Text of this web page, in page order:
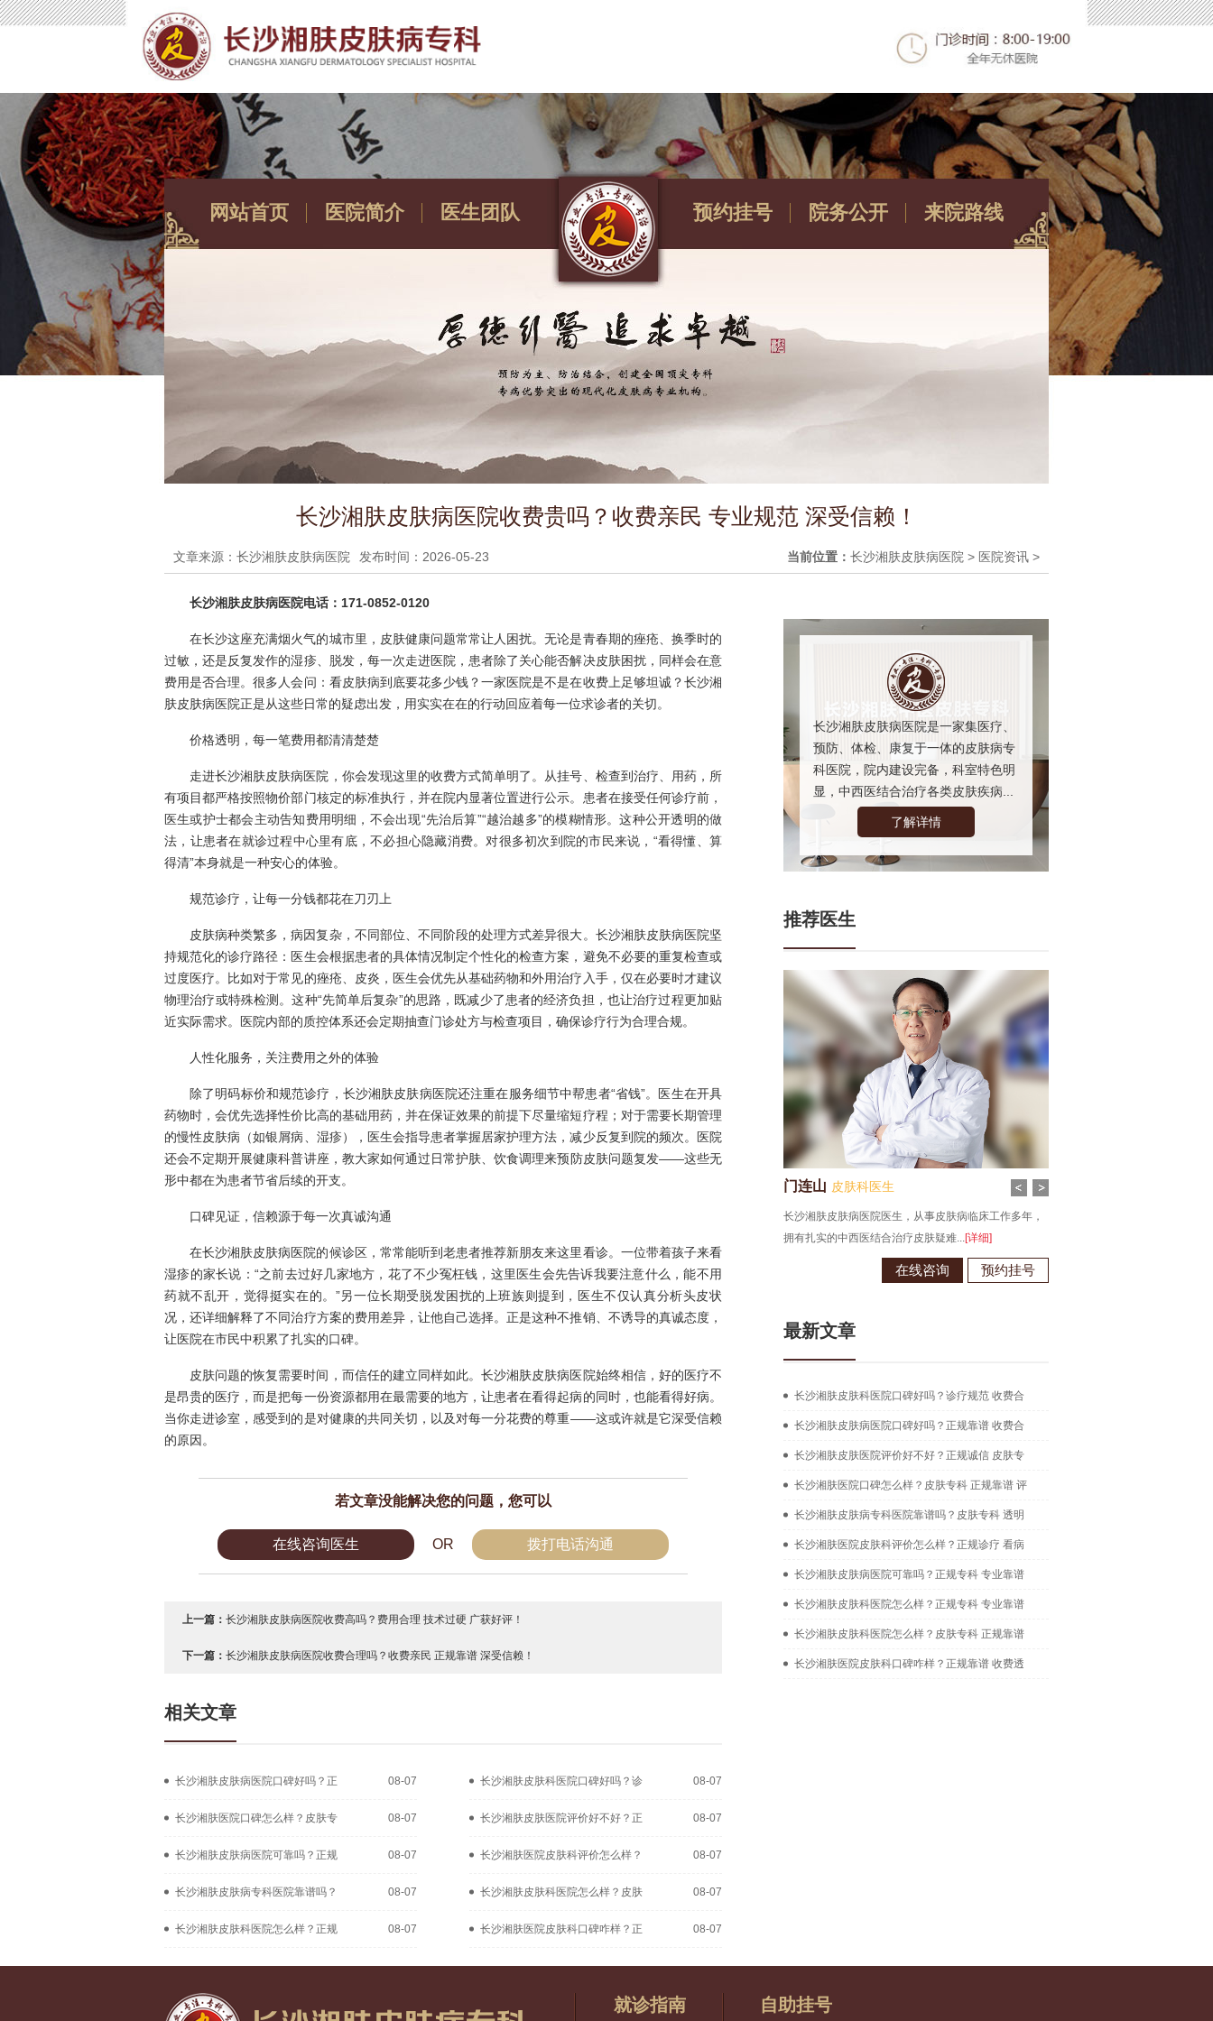
网站首页 医院简介 医生团队 预约挂号 院务公开 来院路线
长沙湘肤皮肤病医院收费贵吗？收费亲民 专业规范 深受信赖！
文章来源：长沙湘肤皮肤病医院 发布时间：2026-05-23 当前位置： 长沙湘肤皮肤病医院 > 医院资讯 >
长沙湘肤皮肤病医院电话：171-0852-0120
在长沙这座充满烟火气的城市里，皮肤健康问题常常让人困扰。无论是青春期的痤疮、换季时的
过敏，还是反复发作的湿疹、脱发，每一次走进医院，患者除了关心能否解决皮肤困扰，同样会在意
费用是否合理。很多人会问：看皮肤病到底要花多少钱？一家医院是不是在收费上足够坦诚？长沙湘
肤皮肤病医院正是从这些日常的疑虑出发，用实实在在的行动回应着每一位求诊者的关切。
价格透明，每一笔费用都清清楚楚
走进长沙湘肤皮肤病医院，你会发现这里的收费方式简单明了。从挂号、检查到治疗、用药，所
有项目都严格按照物价部门核定的标准执行，并在院内显著位置进行公示。患者在接受任何诊疗前，
医生或护士都会主动告知费用明细，不会出现“先治后算”“越治越多”的模糊情形。这种公开透明的做
法，让患者在就诊过程中心里有底，不必担心隐藏消费。对很多初次到院的市民来说，“看得懂、算
得清”本身就是一种安心的体验。
规范诊疗，让每一分钱都花在刀刃上
皮肤病种类繁多，病因复杂，不同部位、不同阶段的处理方式差异很大。长沙湘肤皮肤病医院坚
持规范化的诊疗路径：医生会根据患者的具体情况制定个性化的检查方案，避免不必要的重复检查或
过度医疗。比如对于常见的痤疮、皮炎，医生会优先从基础药物和外用治疗入手，仅在必要时才建议
物理治疗或特殊检测。这种“先简单后复杂”的思路，既减少了患者的经济负担，也让治疗过程更加贴
近实际需求。医院内部的质控体系还会定期抽查门诊处方与检查项目，确保诊疗行为合理合规。
人性化服务，关注费用之外的体验
除了明码标价和规范诊疗，长沙湘肤皮肤病医院还注重在服务细节中帮患者“省钱”。医生在开具
药物时，会优先选择性价比高的基础用药，并在保证效果的前提下尽量缩短疗程；对于需要长期管理
的慢性皮肤病（如银屑病、湿疹），医生会指导患者掌握居家护理方法，减少反复到院的频次。医院
还会不定期开展健康科普讲座，教大家如何通过日常护肤、饮食调理来预防皮肤问题复发——这些无
形中都在为患者节省后续的开支。
口碑见证，信赖源于每一次真诚沟通
在长沙湘肤皮肤病医院的候诊区，常常能听到老患者推荐新朋友来这里看诊。一位带着孩子来看
湿疹的家长说：“之前去过好几家地方，花了不少冤枉钱，这里医生会先告诉我要注意什么，能不用
药就不乱开，觉得挺实在的。”另一位长期受脱发困扰的上班族则提到，医生不仅认真分析头皮状
况，还详细解释了不同治疗方案的费用差异，让他自己选择。正是这种不推销、不诱导的真诚态度，
让医院在市民中积累了扎实的口碑。
皮肤问题的恢复需要时间，而信任的建立同样如此。长沙湘肤皮肤病医院始终相信，好的医疗不
是昂贵的医疗，而是把每一份资源都用在最需要的地方，让患者在看得起病的同时，也能看得好病。
当你走进诊室，感受到的是对健康的共同关切，以及对每一分花费的尊重——这或许就是它深受信赖
的原因。
若文章没能解决您的问题，您可以
在线咨询医生 OR 拨打电话沟通
上一篇： 长沙湘肤皮肤病医院收费高吗？费用合理 技术过硬 广获好评！
下一篇： 长沙湘肤皮肤病医院收费合理吗？收费亲民 正规靠谱 深受信赖！
相关文章
长沙湘肤皮肤病医院口碑好吗？正 08-07 长沙湘肤皮肤科医院口碑好吗？诊 08-07
长沙湘肤医院口碑怎么样？皮肤专 08-07 长沙湘肤皮肤医院评价好不好？正 08-07
长沙湘肤皮肤病医院可靠吗？正规 08-07 长沙湘肤医院皮肤科评价怎么样？ 08-07
长沙湘肤皮肤病专科医院靠谱吗？ 08-07 长沙湘肤皮肤科医院怎么样？皮肤 08-07
长沙湘肤皮肤科医院怎么样？正规 08-07 长沙湘肤医院皮肤科口碑咋样？正 08-07
长沙湘肤皮肤病医院是一家集医疗、
预防、体检、康复于一体的皮肤病专
科医院，院内建设完备，科室特色明
显，中西医结合治疗各类皮肤疾病...
了解详情
推荐医生
门连山 皮肤科医生
长沙湘肤皮肤病医院医生，从事皮肤病临床工作多年，
拥有扎实的中西医结合治疗皮肤疑难...[详细]
在线咨询 预约挂号
最新文章
长沙湘肤皮肤科医院口碑好吗？诊疗规范 收费合
长沙湘肤皮肤病医院口碑好吗？正规靠谱 收费合
长沙湘肤皮肤医院评价好不好？正规诚信 皮肤专
长沙湘肤医院口碑怎么样？皮肤专科 正规靠谱 评
长沙湘肤皮肤病专科医院靠谱吗？皮肤专科 透明
长沙湘肤医院皮肤科评价怎么样？正规诊疗 看病
长沙湘肤皮肤病医院可靠吗？正规专科 专业靠谱
长沙湘肤皮肤科医院怎么样？正规专科 专业靠谱
长沙湘肤皮肤科医院怎么样？皮肤专科 正规靠谱
长沙湘肤医院皮肤科口碑咋样？正规靠谱 收费透
就诊指南 自助挂号